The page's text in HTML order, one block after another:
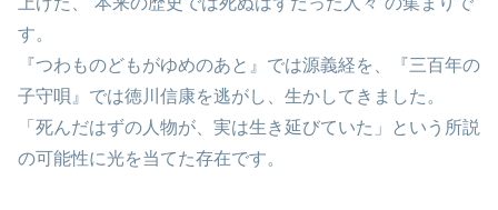
す。
『つわものどもがゆめのあと』では源義経を、『三百年の
子守唄』では徳川信康を逃がし、生かしてきました。
「死んだはずの人物が、実は生き延びていた」という所説
の可能性に光を当てた存在です。